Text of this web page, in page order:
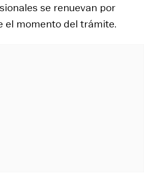
se renuevan por
el momento del trámite.